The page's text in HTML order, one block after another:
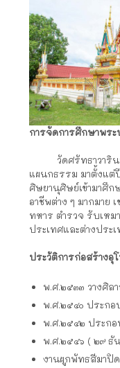
การจัดการศึกษาพร
วัดศรัทธาวาริ
แผนกธรรม มาตั้งแ
ศิษยานุศิษย์เข้ามาศึก
อาชีพต่าง ๆ มากมาย
ทหาร ตำรวจ รับเหม
ประเทศและต่างประ
ประวัติการก่อสร้างอุ
พ.ศ.๒๕๓๓ วางศิล
พ.ศ.๒๕๔๐ ประก
พ.ศ.๒๕๔๒ ประก
พ.ศ.๒๕๔๖ ( ๒๙ ธั
งานผูกพัทธสีมาปิ